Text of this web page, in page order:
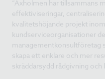
”Axholmen har tillsammans
effektiviseringar,
kvalitetshöjande projekt
kundserviceorganisationer
managementkonsultföretag
skapa ett enklare och mer
skräddarsydd rådgivning